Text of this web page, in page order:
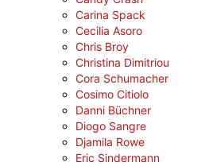
Carina Spack
Cecilia Asoro
Chris Broy
Christina Dimitriou
Cora Schumacher
Cosimo Citiolo
Danni Büchner
Diogo Sangre
Djamila Rowe
Eric Sindermann